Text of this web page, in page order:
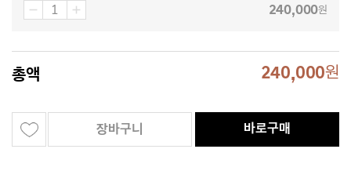
240,000원
총액 240,000원
장바구니 바로구매